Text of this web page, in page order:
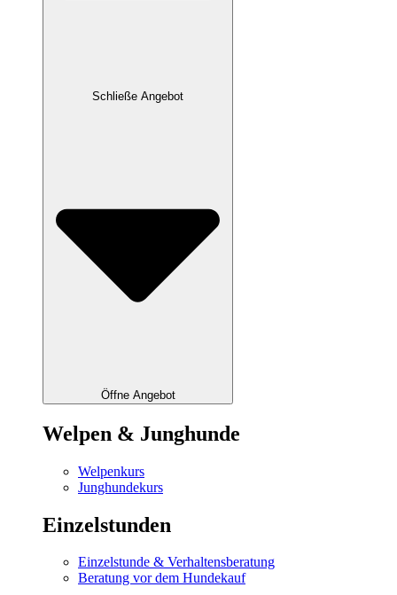
Schließe Angebot
Öffne Angebot
Welpen & Junghunde
Welpenkurs
Junghundekurs
Einzelstunden
Einzelstunde & Verhaltensberatung
Beratung vor dem Hundekauf